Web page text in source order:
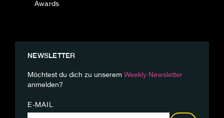
Awards
NEWSLETTER
Möchtest du dich zu unserem Weekly Newsletter
anmelden?
E-MAIL